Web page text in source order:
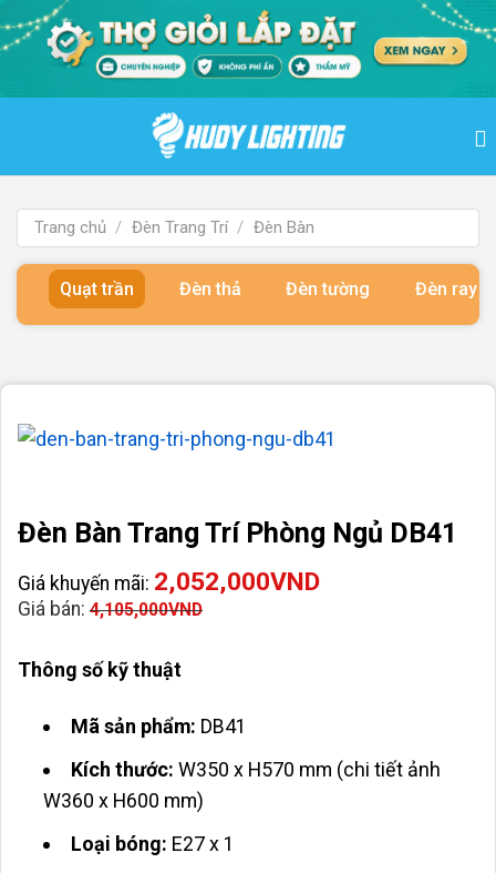
qua
Trang chủ / Đèn Trang Trí / Đèn Bàn
Quạt trần Đèn thả Đèn tường Đèn ray
Đèn Bàn Trang Trí Phòng Ngủ DB41
Giá khuyến mãi: 2,052,000VND
Giá bán: 4,105,000VND
Thông số kỹ thuật
Mã sản phẩm: DB41
Kích thước: W350 x H570 mm (chi tiết ảnh
W360 x H600 mm)
Loại bóng: E27 x 1